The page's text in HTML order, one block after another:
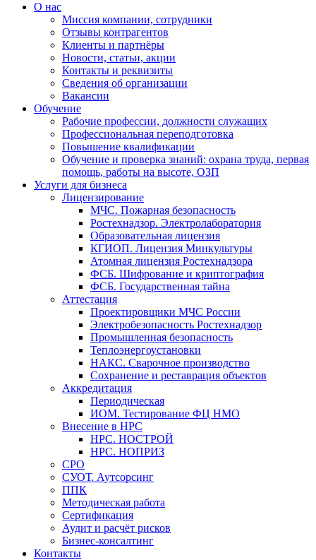
О нас
Миссия компании, сотрудники
Отзывы контрагентов
Клиенты и партнёры
Новости, статьи, акции
Контакты и реквизиты
Сведения об организации
Вакансии
Обучение
Рабочие профессии, должности служащих
Профессиональная переподготовка
Повышение квалификации
Обучение и проверка знаний: охрана труда, первая
помощь, работы на высоте, ОЗП
Услуги для бизнеса
Лицензирование
МЧС. Пожарная безопасность
Ростехнадзор. Электролаборатория
Образовательная лицензия
КГИОП. Лицензия Минкультуры
Атомная лицензия Ростехнадзора
ФСБ. Шифрование и криптография
ФСБ. Государственная тайна
Аттестация
Проектировщики МЧС России
Электробезопасность Ростехнадзор
Промышленная безопасность
Теплоэнергоустановки
НАКС. Сварочное производство
Сохранение и реставрация объектов
Аккредитация
Периодическая
ИОМ. Тестирование ФЦ НМО
Внесение в НРС
НРС. НОСТРОЙ
НРС. НОПРИЗ
СРО
СУОТ. Аутсорсинг
ППК
Методическая работа
Сертификация
Аудит и расчёт рисков
Бизнес-консалтинг
Контакты